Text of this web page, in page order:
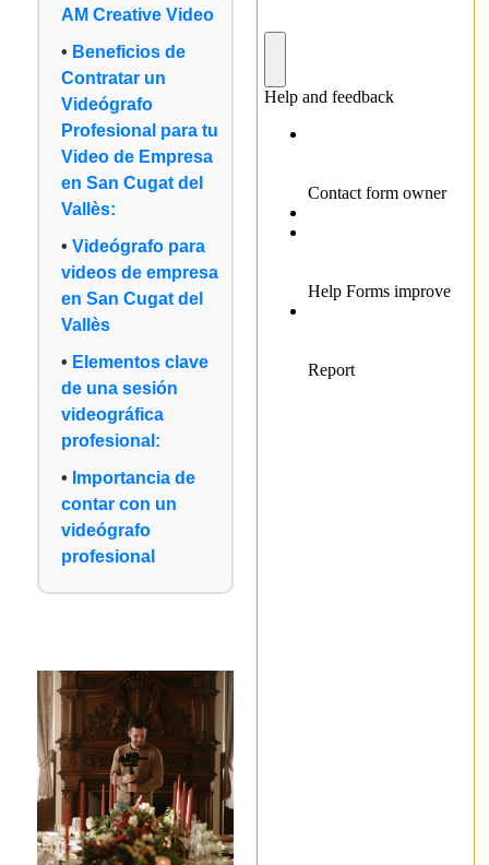
AM Creative Video
Beneficios de
Contratar un
Videógrafo
Profesional para tu
Video de Empresa
en San Cugat del
Vallès:
Videógrafo para
videos de empresa
en San Cugat del
Vallès
Elementos clave
de una sesión
videográfica
profesional:
Importancia de
contar con un
videógrafo
profesional